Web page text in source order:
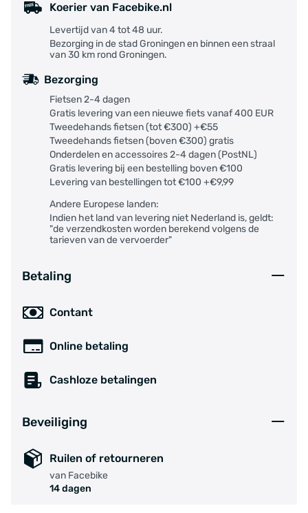
Koerier van Facebike.nl
Levertijd van 4 tot 48 uur.
Bezorging in de stad Groningen en binnen een straal
van 30 km rond Groningen.
Bezorging
Fietsen 2-4 dagen
Gratis levering van een nieuwe fiets vanaf 400 EUR
Tweedehands fietsen (tot €300) +€55
Tweedehands fietsen (boven €300) gratis
Onderdelen en accessoires 2-4 dagen (PostNL)
Gratis levering bij een bestelling boven €100
Levering van bestellingen tot €100 +€9,99
Andere Europese landen:
Indien het land van levering niet Nederland is, geldt:
"de verzendkosten worden berekend volgens de
tarieven van de vervoerder"
Betaling
Contant
Online betaling
Cashloze betalingen
Beveiliging
Ruilen of retourneren
van Facebike
14 dagen